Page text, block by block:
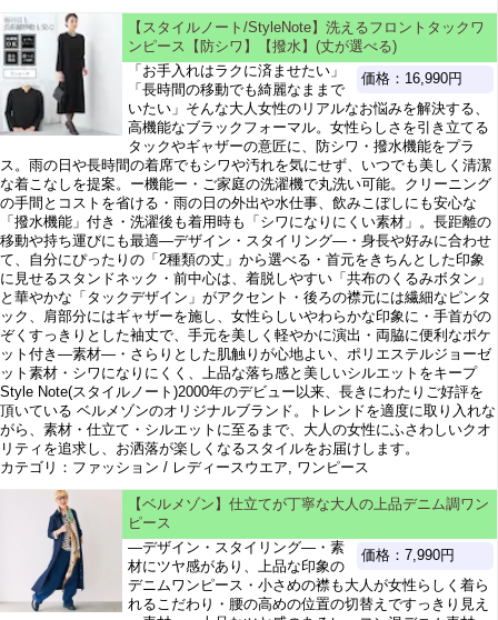
【スタイルノート/StyleNote】洗えるフロントタックワ
ンピース【防シワ】【撥水】(丈が選べる)
価格：16,990円
「お手入れはラクに済ませたい」
「長時間の移動でも綺麗なままで
いたい」そんな大人女性のリアルなお悩みを解決する、
高機能なブラックフォーマル。女性らしさを引き立てる
タックやギャザーの意匠に、防シワ・撥水機能をプラ
ス。雨の日や長時間の着席でもシワや汚れを気にせず、いつでも美しく清潔
な着こなしを提案。ー機能ー・ご家庭の洗濯機で丸洗い可能。クリーニング
の手間とコストを省ける・雨の日の外出や水仕事、飲みこぼしにも安心な
「撥水機能」付き・洗濯後も着用時も「シワになりにくい素材」。長距離の
移動や持ち運びにも最適―デザイン・スタイリング―・身長や好みに合わせ
て、自分にぴったりの「2種類の丈」から選べる・首元をきちんとした印象
に見せるスタンドネック・前中心は、着脱しやすい「共布のくるみボタン」
と華やかな「タックデザイン」がアクセント・後ろの襟元には繊細なピンタ
ック、肩部分にはギャザーを施し、女性らしいやわらかな印象に・手首がの
ぞくすっきりとした袖丈で、手元を美しく軽やかに演出・両脇に便利なポケ
ット付き―素材―・さらりとした肌触りが心地よい、ポリエステルジョーゼ
ット素材・シワになりにくく、上品な落ち感と美しいシルエットをキープ
Style Note(スタイルノート)2000年のデビュー以来、長きにわたりご好評を
頂いている ベルメゾンのオリジナルブランド。トレンドを適度に取り入れな
がら、素材・仕立て・シルエットに至るまで、大人の女性にふさわしいクオ
リティを追求し、お洒落が楽しくなるスタイルをお届けします。
カテゴリ：ファッション / レディースウエア, ワンピース
【ベルメゾン】仕立てが丁寧な大人の上品デニム調ワン
ピース
価格：7,990円
―デザイン・スタイリング―・素
材にツヤ感があり、上品な印象の
デニムワンピース・小さめの襟も大人が女性らしく着ら
れるこだわり・腰の高めの位置の切替えですっきり見え